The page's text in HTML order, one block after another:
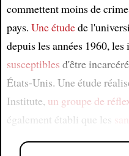
commettent moins de
pays. Une étudede
depuis les années 1960,
susceptibles d'être
États-Unis. Une étude
Institute, un groupe de
également établi que les